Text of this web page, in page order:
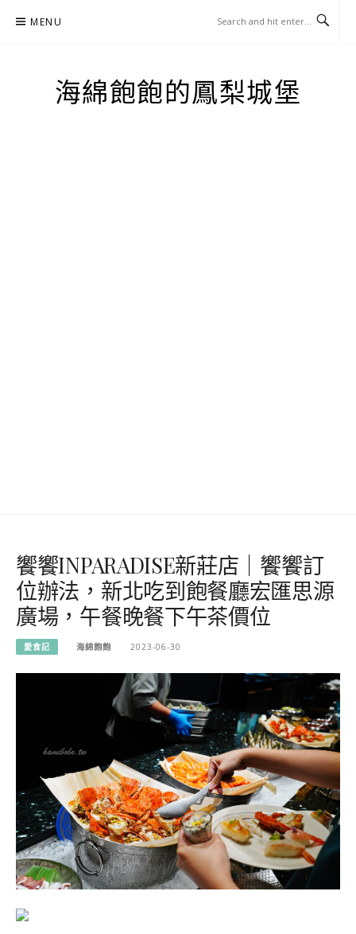
MENU
海綿飽飽的鳳梨城堡
饗饗INPARADISE新莊店｜饗饗訂
位辦法，新北吃到飽餐廳宏匯思源
廣場，午餐晚餐下午茶價位
愛食記 海綿飽飽 2023-06-30